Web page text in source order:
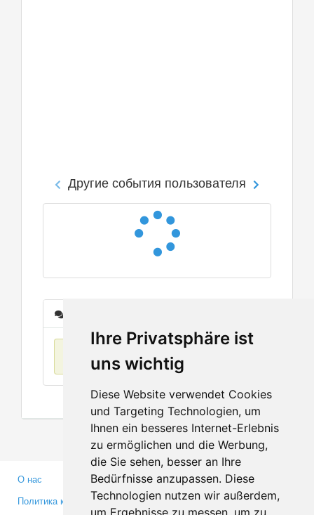
Ihre Privatsphäre ist
uns wichtig
Diese Website verwendet Cookies
und Targeting Technologien, um
Ihnen ein besseres Internet-Erlebnis
zu ermöglichen und die Werbung,
die Sie sehen, besser an Ihre
Bedürfnisse anzupassen. Diese
Technologien nutzen wir außerdem,
um Ergebnisse zu messen, um zu
Другие события пользователя
О нас
Политика конфиденциальности
Партнерам
Инвесторам